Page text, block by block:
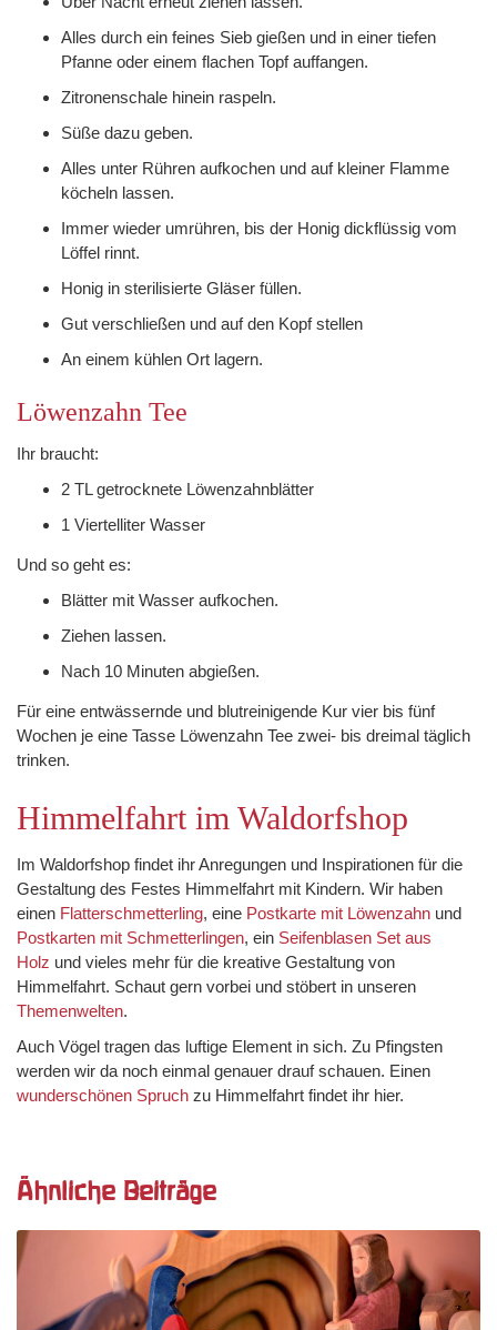
Alles durch ein feines Sieb gießen und in einer tiefen
Pfanne oder einem flachen Topf auffangen.
Zitronenschale hinein raspeln.
Süße dazu geben.
Alles unter Rühren aufkochen und auf kleiner Flamme
köcheln lassen.
Immer wieder umrühren, bis der Honig dickflüssig vom
Löffel rinnt.
Honig in sterilisierte Gläser füllen.
Gut verschließen und auf den Kopf stellen
An einem kühlen Ort lagern.
Löwenzahn Tee
Ihr braucht:
2 TL getrocknete Löwenzahnblätter
1 Viertelliter Wasser
Und so geht es:
Blätter mit Wasser aufkochen.
Ziehen lassen.
Nach 10 Minuten abgießen.
Für eine entwässernde und blutreinigende Kur vier bis fünf
Wochen je eine Tasse Löwenzahn Tee zwei- bis dreimal täglich
trinken.
Himmelfahrt im Waldorfshop
Im Waldorfshop findet ihr Anregungen und Inspirationen für die
Gestaltung des Festes Himmelfahrt mit Kindern. Wir haben
einen Flatterschmetterling, eine Postkarte mit Löwenzahn und
Postkarten mit Schmetterlingen, ein Seifenblasen Set aus
Holz und vieles mehr für die kreative Gestaltung von
Himmelfahrt. Schaut gern vorbei und stöbert in unseren
Themenwelten.
Auch Vögel tragen das luftige Element in sich. Zu Pfingsten
werden wir da noch einmal genauer drauf schauen. Einen
wunderschönen Spruch zu Himmelfahrt findet ihr hier.
Ähnliche Beiträge